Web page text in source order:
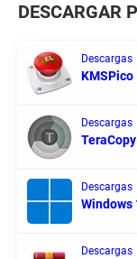
DESCARGAR
Descargas
KMSPico
Descargas
TeraCopy
Descargas
Windows
Descargas